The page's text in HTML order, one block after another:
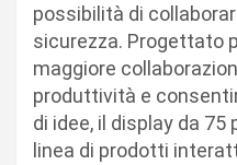
possibilità di
sicurezza. Progettato
maggiore
produttività e
di idee, il display da
linea di prodotti